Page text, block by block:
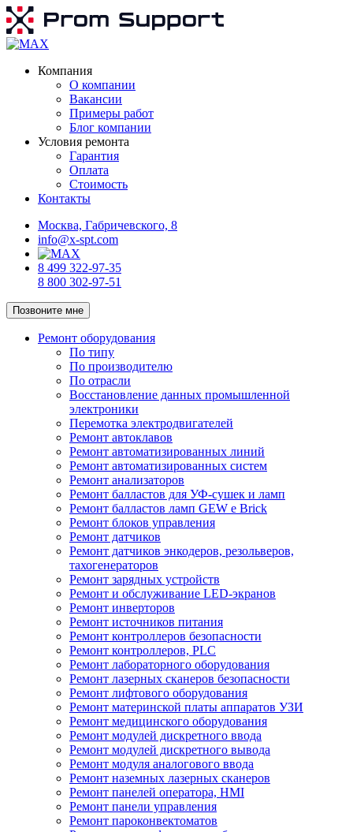
Компания
О компании
Вакансии
Примеры работ
Блог компании
Условия ремонта
Гарантия
Оплата
Стоимость
Контакты
Москва, Габричевского, 8
info@x-spt.com
8 499 322-97-35
8 800 302-97-51
Позвоните мне
Ремонт оборудования
По типу
По производителю
По отрасли
Восстановление данных промышленной
электроники
Перемотка электродвигателей
Ремонт автоклавов
Ремонт автоматизированных линий
Ремонт автоматизированных систем
Ремонт анализаторов
Ремонт балластов для УФ-сушек и ламп
Ремонт балластов ламп GEW e Brick
Ремонт блоков управления
Ремонт датчиков
Ремонт датчиков энкодеров, резольверов,
тахогенераторов
Ремонт зарядных устройств
Ремонт и обслуживание LED-экранов
Ремонт инверторов
Ремонт источников питания
Ремонт контроллеров безопасности
Ремонт контроллеров, PLC
Ремонт лабораторного оборудования
Ремонт лазерных сканеров безопасности
Ремонт лифтового оборудования
Ремонт материнской платы аппаратов УЗИ
Ремонт медицинского оборудования
Ремонт модулей дискретного ввода
Ремонт модулей дискретного вывода
Ремонт модуля аналогового ввода
Ремонт наземных лазерных сканеров
Ремонт панелей оператора, HMI
Ремонт панели управления
Ремонт пароконвектоматов